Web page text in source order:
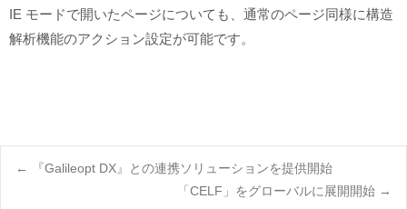
IE モードで開いたページについても、通常のページ同様に構造
解析機能のアクション設定が可能です。
Post
←
『Galileopt DX』との連携ソリューションを提供開始
「CELF」をグローバルに展開開始 →